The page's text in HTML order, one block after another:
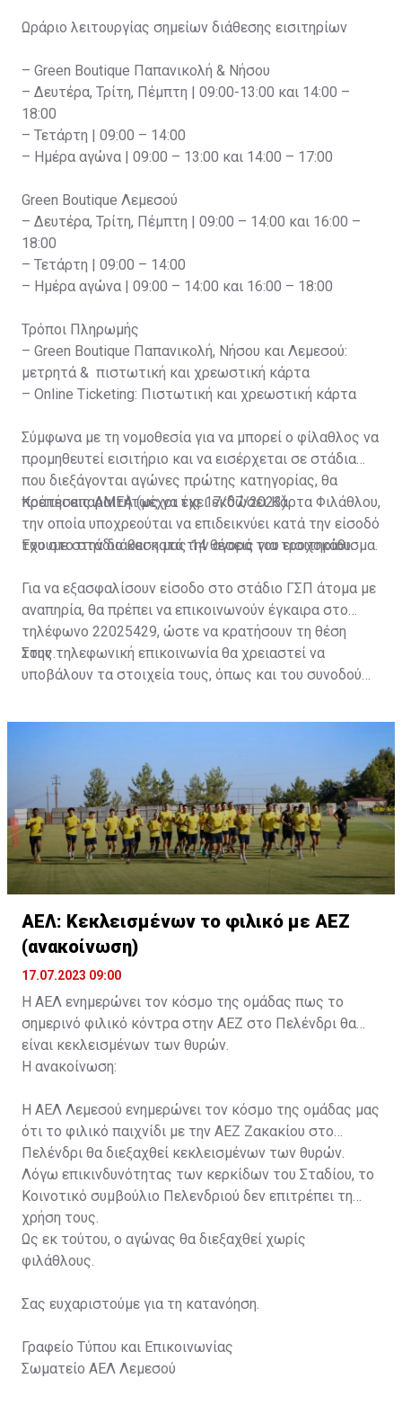
Ωράριο λειτουργίας σημείων διάθεσης εισιτηρίων
– Green Boutique Παπανικολή & Νήσου
– Δευτέρα, Τρίτη, Πέμπτη | 09:00-13:00 και 14:00 –
18:00
– Τετάρτη | 09:00 – 14:00
– Ημέρα αγώνα | 09:00 – 13:00 και 14:00 – 17:00
Green Boutique Λεμεσού
– Δευτέρα, Τρίτη, Πέμπτη | 09:00 – 14:00 και 16:00 –
18:00
– Τετάρτη | 09:00 – 14:00
– Ημέρα αγώνα | 09:00 – 14:00 και 16:00 – 18:00
Τρόποι Πληρωμής
– Green Boutique Παπανικολή, Νήσου και Λεμεσού:
μετρητά & πιστωτική και χρεωστική κάρτα
– Online Ticketing: Πιστωτική και χρεωστική κάρτα
Σύμφωνα με τη νομοθεσία για να μπορεί ο φίλαθλος να
προμηθευτεί εισιτήριο και να εισέρχεται σε στάδια
που διεξάγονται αγώνες πρώτης κατηγορίας, θα
πρέπει απαραιτήτως να έχει εκδώσει Κάρτα Φιλάθλου,
την οποία υποχρεούται να επιδεικνύει κατά την είσοδό
του στο στάδιο και κατά την αγορά του εισιτηρίου.
Κρατήσεις ΑΜΕΑ (μέχρι τις 17/07/2023)
Έχουμε στην διάθεση μας 14 θέσεις για τροχοκάθισμα.
Για να εξασφαλίσουν είσοδο στο στάδιο ΓΣΠ άτομα με
αναπηρία, θα πρέπει να επικοινωνούν έγκαιρα στο
τηλέφωνο 22025429, ώστε να κρατήσουν τη θέση
τους.
Στην τηλεφωνική επικοινωνία θα χρειαστεί να
υποβάλουν τα στοιχεία τους, όπως και του συνοδού
ΑΕΛ: Κεκλεισμένων το φιλικό με ΑΕΖ
(ανακοίνωση)
17.07.2023 09:00
Η ΑΕΛ ενημερώνει τον κόσμο της ομάδας πως το
σημερινό φιλικό κόντρα στην ΑΕΖ στο Πελένδρι θα
είναι κεκλεισμένων των θυρών.
Η ανακοίνωση:
Η ΑΕΛ Λεμεσού ενημερώνει τον κόσμο της ομάδας μας
ότι το φιλικό παιχνίδι με την ΑΕΖ Ζακακίου στο
Πελένδρι θα διεξαχθεί κεκλεισμένων των θυρών.
Λόγω επικινδυνότητας των κερκίδων του Σταδίου, το
Κοινοτικό συμβούλιο Πελενδριού δεν επιτρέπει τη
χρήση τους.
Ως εκ τούτου, ο αγώνας θα διεξαχθεί χωρίς
φιλάθλους.
Σας ευχαριστούμε για τη κατανόηση.
Γραφείο Τύπου και Επικοινωνίας
Σωματείο ΑΕΛ Λεμεσού